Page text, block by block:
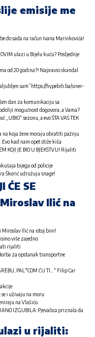
emisije me
do sada na račun Ivana Marinkovića!
ulazi u Bijelu kuću? Posljednje
od 20 godina?! Napravio skandal
sam”https://hypebih.ba/siner-
dan za komunikaciju sa
mogućnost dogovora, a Vama?
„UBIO“ sezonu, a evo ŠTA VAS TEK
na koja žene moraju obratiti pažnju
kad nam opet stiže kiša
KOJI JE BIO U BJEKSTVU! Rijaliti
bijega od policije
Škorić udružuju snage!
ĆE SE
Ilić na
i Miroslav Ilić na istoj bini!
više zajedno
rijaliti
za opstanak transportne
PAL*COM ĆU TI…“ Filip Car
i uživaju na moru
na Vlašiću
IZGUBILA: Pjevačica priznala da
u rijaliti: